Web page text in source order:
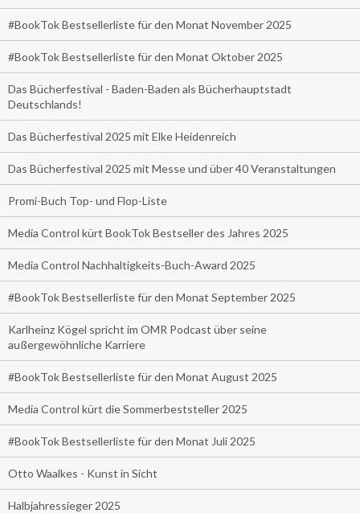
#BookTok Bestsellerliste für den Monat November 2025
#BookTok Bestsellerliste für den Monat Oktober 2025
Das Bücherfestival - Baden-Baden als Bücherhauptstadt
Deutschlands!
Das Bücherfestival 2025 mit Elke Heidenreich
Das Bücherfestival 2025 mit Messe und über 40 Veranstaltungen
Promi-Buch Top- und Flop-Liste
Media Control kürt BookTok Bestseller des Jahres 2025
Media Control Nachhaltigkeits-Buch-Award 2025
#BookTok Bestsellerliste für den Monat September 2025
Karlheinz Kögel spricht im OMR Podcast über seine
außergewöhnliche Karriere
#BookTok Bestsellerliste für den Monat August 2025
Media Control kürt die Sommerbeststeller 2025
#BookTok Bestsellerliste für den Monat Juli 2025
Otto Waalkes - Kunst in Sicht
Halbjahressieger 2025